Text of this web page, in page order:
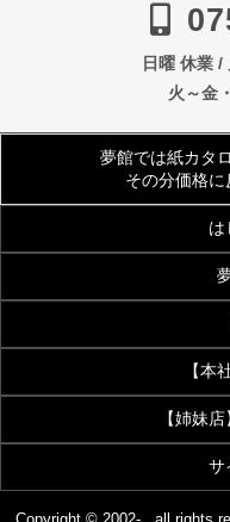
日曜 休業
火～金
夢館では紙カタ
その分価格
は
お問い合わせ
【着付・美容】夢館 【本
豊彩公式サイト【姉妹
着物・和装通販 京都きもの
[KIMONOMACHI]本店
サ